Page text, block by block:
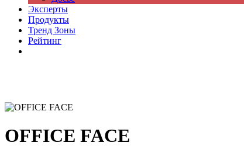
Эксперты
Продукты
Тренд Зоны
Рейтинг
OFFICE FACE